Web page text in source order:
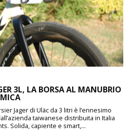
3L, LA BORSA AL MANUBRIO
Jager di Uläc da 3 litri è l’ennesimo
taiwanese distribuita in Italia
Solida, capiente e smart,...